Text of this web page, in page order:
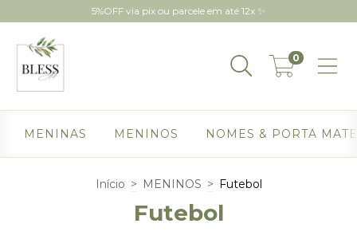
5%OFF via pix ou parcele em até 12x ✨
0
MENINAS MENINOS NOMES & PORTA
Início > MENINOS > Futebol
Futebol